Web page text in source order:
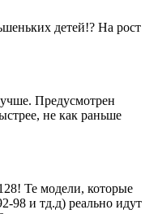
детей!? На рост
Предусмотрен
не как раньше
Те модели, которые
98 и тд.д) реально идут